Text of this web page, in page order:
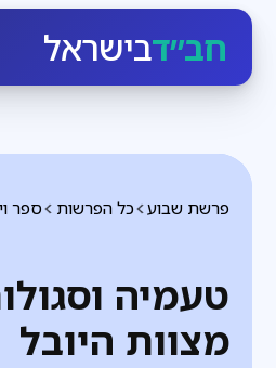
חב״דבישראל
ספר כל הפרשות פרשת שבוע
טעמיה
מצוות היובל